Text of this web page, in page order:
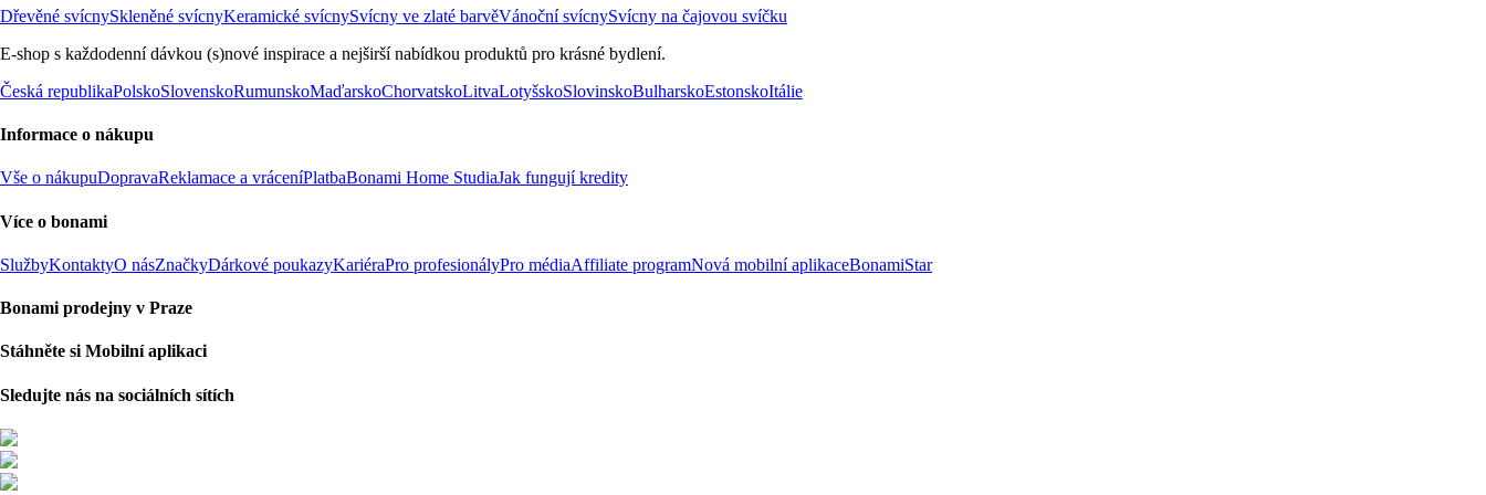
Dřevěné svícnySkleněné svícnyKeramické svícnySvícny ve zlaté barvěVánoční svícnySvícny na čajovou svíčku
E-shop s každodenní dávkou (s)nové inspirace a nejširší nabídkou produktů pro krásné bydlení.
Česká republikaPolskoSlovenskoRumunskoMaďarskoChorvatskoLitvaLotyšskoSlovinskoBulharskoEstonskoItálie
Informace o nákupu
Vše o nákupuDopravaReklamace a vráceníPlatbaBonami Home StudiaJak fungují kredity
Více o bonami
SlužbyKontaktyO násZnačkyDárkové poukazyKariéraPro profesionályPro médiaAffiliate programNová mobilní aplikaceBonamiStar
Bonami prodejny v Praze
Stáhněte si Mobilní aplikaci
Sledujte nás na sociálních sítích